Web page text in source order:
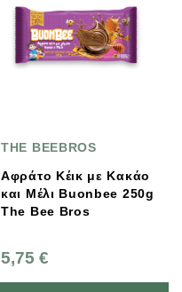
THE BEEBROS
Aφράτο Kέικ με Kακάο
και Mέλι Buonbee 250g
The Bee Bros
5,75 €